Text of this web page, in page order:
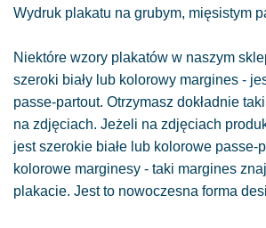
Wydruk plakatu na grubym, mięsistym
Niektóre wzory plakatów w naszym
szeroki biały lub kolorowy margines -
passe-partout. Otrzymasz dokładnie
na zdjęciach. Jeżeli na zdjęciach
jest szerokie białe lub kolorowe passe-
kolorowe marginesy - taki margines
plakacie. Jest to nowoczesna forma